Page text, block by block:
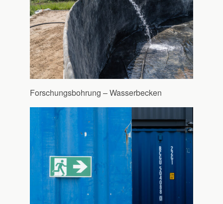
Forschungsbohrung – Wasserbecken